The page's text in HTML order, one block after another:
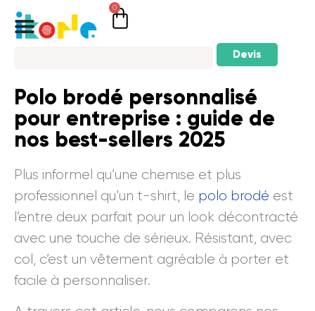
0
Devis
Polo brodé personnalisé
pour entreprise : guide de
nos best-sellers 2025
Plus informel qu’une chemise et plus
professionnel qu’un t-shirt, le polo brodé est
l’entre deux parfait pour un look décontracté
avec une touche de sérieux. Résistant, avec
col, c’est un vêtement agréable à porter et
facile à personnaliser.